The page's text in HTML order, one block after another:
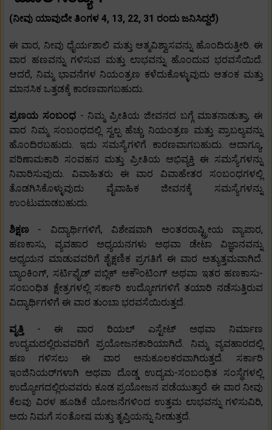
(ನೀವು ಯಾವುದೇ ತಿಂಗಳ 4, 13, 22, 31 ರಂದು ಜನಿಸಿದ್ದರೆ)
ಈ ವಾರ, ನೀವು ಧೈರ್ಯಶಾಲಿ ಮತ್ತು ಆತ್ಮವಿಶ್ವಾಸವನ್ನು ಹೊಂದಿರುತ್ತೀರಿ. ಈ
ವಾರ ಹಣವನ್ನು ಗಳಿಸುವ ಮತ್ತು ಲಾಭವನ್ನು ಹೊಂದುವ ಭರವಸೆಯಿದೆ.
ಆದರೆ, ನಿಮ್ಮ ಭಾವನೆಗಳ ನಿಯಂತ್ರಣ ಕಳೆದುಕೊಳ್ಳುವುದು ಆತಂಕ ಮತ್ತು
ಮಾನಸಿಕ ಒತ್ತಡಕ್ಕೆ ಕಾರಣವಾಗಬಹುದು.
ಪ್ರಣಯ ಸಂಬಂಧ - ನಿಮ್ಮ ಪ್ರೀತಿಯ ಜೀವನದ ಬಗ್ಗೆ ಮಾತನಾಡುತ್ತಾ, ಈ
ವಾರ ನಿಮ್ಮ ಸಂಬಂಧದಲ್ಲಿ ಸ್ವಲ್ಪ ಹೆಚ್ಚು ನಿಯಂತ್ರಣ ಮತ್ತು ಪ್ರಾಬಲ್ಯವನ್ನು
ಹೊಂದಿರಬಹುದು. ಇದು ಸಮಸ್ಯೆಗಳಿಗೆ ಕಾರಣವಾಗಬಹುದು. ಆದಾಗ್ಯೂ,
ಪರಿಣಾಮಕಾರಿ ಸಂವಹನ ಮತ್ತು ಪ್ರೀತಿಯ ಅಭಿವ್ಯಕ್ತಿ ಈ ಸಮಸ್ಯೆಗಳನ್ನು
ನಿವಾರಿಸುವುದು. ವಿವಾಹಿತರು ಈ ವಾರ ವಿವಾಹೇತರ ಸಂಬಂಧಗಳಲ್ಲಿ
ತೊಡಗಿಸಿಕೊಳ್ಳುವುದು ವೈವಾಹಿಕ ಜೀವನಕ್ಕೆ ಸಮಸ್ಯೆಗಳನ್ನು
ಉಂಟುಮಾಡಬಹುದು.
ಶಿಕ್ಷಣ - ವಿದ್ಯಾರ್ಥಿಗಳಿಗೆ, ವಿಶೇಷವಾಗಿ ಅಂತರರಾಷ್ಟ್ರೀಯ ವ್ಯಾಪಾರ,
ಹಣಕಾಸು, ವ್ಯವಹಾರ ಅಧ್ಯಯನಗಳು ಅಥವಾ ಡೇಟಾ ವಿಜ್ಞಾನವನ್ನು
ಅಧ್ಯಯನ ಮಾಡುವವರಿಗೆ ಶೈಕ್ಷಣಿಕ ಪ್ರಗತಿಗೆ ಈ ವಾರ ಅತ್ಯುತ್ತಮವಾಗಿದೆ.
ಬ್ಯಾಂಕಿಂಗ್, ಸರ್ಟಿಫೈಡ್ ಪಬ್ಲಿಕ್ ಅಕೌಂಟಿಂಗ್ ಅಥವಾ ಇತರ ಹಣಕಾಸು-
ಸಂಬಂಧಿತ ಕ್ಷೇತ್ರಗಳಲ್ಲಿ ಸರ್ಕಾರಿ ಉದ್ಯೋಗಗಳಿಗೆ ತಯಾರಿ ನಡೆಸುತ್ತಿರುವ
ವಿದ್ಯಾರ್ಥಿಗಳಿಗೆ ಈ ವಾರ ತುಂಬಾ ಭರವಸೆಯಿರುತ್ತದೆ.
ವೃತ್ತಿ - ಈ ವಾರ ರಿಯಲ್ ಎಸ್ಟೇಟ್ ಅಥವಾ ನಿರ್ಮಾಣ
ಉದ್ಯಮದಲ್ಲಿರುವವರಿಗೆ ಪ್ರಯೋಜನಕಾರಿಯಾಗಿದೆ. ನಿಮ್ಮ ವ್ಯವಹಾರದಲ್ಲಿ
ಹಣ ಗಳಿಸಲು ಈ ವಾರ ಅನುಕೂಲಕರವಾಗಿರುತ್ತದೆ. ಸರ್ಕಾರಿ
ಇಂಜಿನಿಯರ್‌ಗಳಾಗಿ ಅಥವಾ ದೊಡ್ಡ ಉದ್ಯಮ-ಸಂಬಂಧಿತ ಸಂಸ್ಥೆಗಳಲ್ಲಿ
ಉದ್ಯೋಗದಲ್ಲಿರುವವರು ಕೂಡ ಪ್ರಯೋಜನ ಪಡೆಯುತ್ತಾರೆ. ಈ ವಾರ ನೀವು
ಕೆಲವು ವಿರಳ ಹೂಡಿಕೆ ಯೋಜನೆಗಳಿಂದ ಉತ್ತಮ ಲಾಭವನ್ನು ಗಳಿಸುವಿರಿ,
ಅದು ನಿಮಗೆ ಸಂತೋಷ ಮತ್ತು ತೃಪ್ತಿಯನ್ನು ನೀಡುತ್ತದೆ.